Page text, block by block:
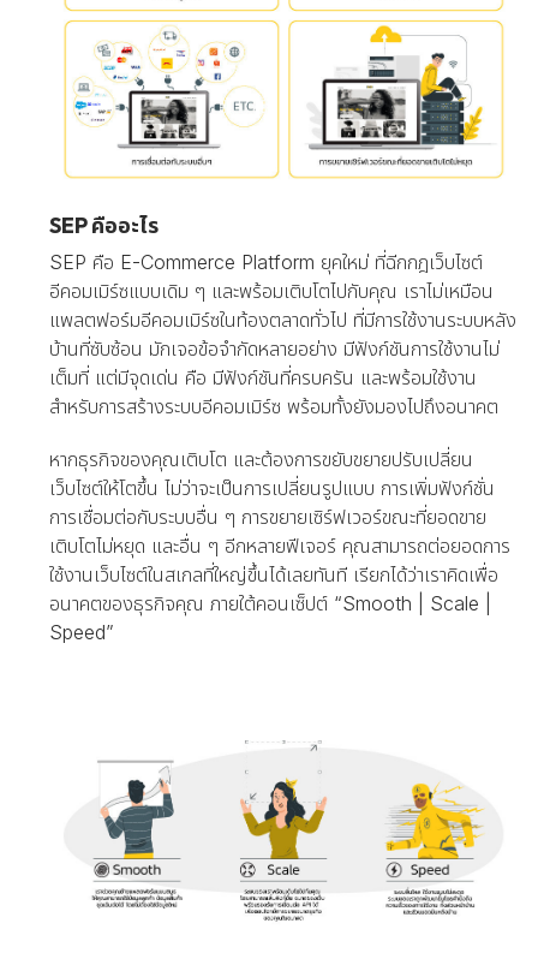
SEP คืออะไร
SEP คือ E-Commerce Platform ยุคใหม่ ที่ฉีกกฎเว็บไซต์
อีคอมเมิร์ซแบบเดิม ๆ และพร้อมเติบโตไปกับคุณ เราไม่เหมือน
แพลตฟอร์มอีคอมเมิร์ซในท้องตลาดทั่วไป ที่มีการใช้งานระบบหลัง
บ้านที่ซับซ้อน มักเจอข้อจำกัดหลายอย่าง มีฟังก์ชันการใช้งานไม่
เต็มที่ แต่มีจุดเด่น คือ มีฟังก์ชันที่ครบครัน และพร้อมใช้งาน
สำหรับการสร้างระบบอีคอมเมิร์ซ พร้อมทั้งยังมองไปถึงอนาคต
หากธุรกิจของคุณเติบโต และต้องการขยับขยายปรับเปลี่ยน
เว็บไซต์ให้โตขึ้น ไม่ว่าจะเป็นการเปลี่ยนรูปแบบ การเพิ่มฟังก์ชั่น
การเชื่อมต่อกับระบบอื่น ๆ การขยายเซิร์ฟเวอร์ขณะที่ยอดขาย
เติบโตไม่หยุด และอื่น ๆ อีกหลายฟีเจอร์ คุณสามารถต่อยอดการ
ใช้งานเว็บไซต์ในสเกลที่ใหญ่ขึ้นได้เลยทันที เรียกได้ว่าเราคิดเพื่อ
อนาคตของธุรกิจคุณ ภายใต้คอนเซ็ปต์ “Smooth | Scale |
Speed”